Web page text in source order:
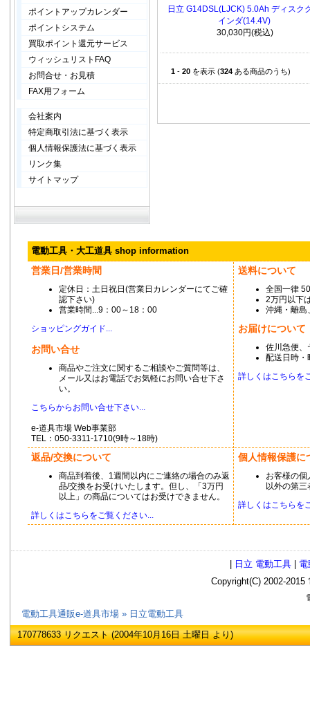
ポイントアップカレンダー
ポイントシステム
買取ポイント還元サービス
ウィッシュリストFAQ
お問合せ・お見積
FAX用フォーム
会社案内
特定商取引法に基づく表示
個人情報保護法に基づく表示
リンク集
サイトマップ
日立 G14DSL(LJCK) 5.0Ah ディスク
インダ(14.4V)
30,030円(税込)
1 - 20 を表示 (324 ある商品のうち)
電動工具・大工道具 shop information
営業日/営業時間
定休日：土日祝日(営業日カレンダーにてご確
認下さい)
営業時間...9：00～18：00
ショッピングガイド...
お問い合せ
商品やご注文に関するご相談やご質問等は、
メール又はお電話でお気軽にお問い合せ下さ
い。
こちらからお問い合せ下さい...
e-道具市場 Web事業部
TEL：050-3311-1710(9時～18時)
送料について
全国一律
2万円以下
沖縄・離島
お届けについて
佐川急便、
配送日時・
詳しくはこちらを
返品/交換について
商品到着後、1週間以内にご連絡の場合のみ返
品/交換をお受けいたします。但し、「3万円
以上」の商品についてはお受けできません。
詳しくはこちらをご覧ください...
個人情報保護に
お客様の個
以外の第
詳しくはこちらを
日立 電動工具|
Copyright(C) 2002-
電動工具通販e-道具市場 » 日立電動工具
170778633 リクエスト (2004年10月16日 土曜日 より)